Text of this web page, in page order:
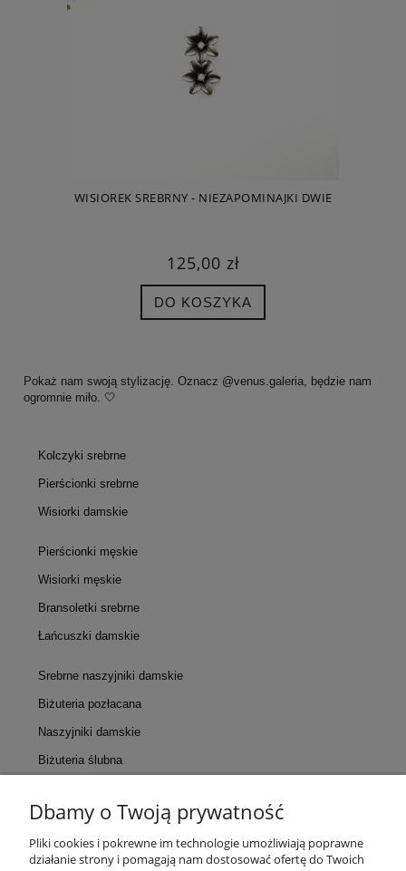
WISIOREK SREBRNY - NIEZAPOMINAJKI DWIE
125,00 zł
DO KOSZYKA
Pokaż nam swoją stylizację. Oznacz @venus.galeria, będzie nam
ogromnie miło. 🤍
Kolczyki srebrne
Pierścionki srebrne
Wisiorki damskie
Pierścionki męskie
Wisiorki męskie
Bransoletki srebrne
Łańcuszki damskie
Srebrne naszyjniki damskie
Biżuteria pozłacana
Naszyjniki damskie
Biżuteria ślubna
KONTAKT
Dbamy o Twoją prywatność
Pliki cookies i pokrewne im technologie umożliwiają poprawne
działanie strony i pomagają nam dostosować ofertę do Twoich